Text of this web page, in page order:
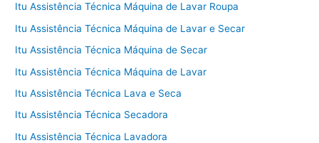
Itu Assistência Técnica Máquina de Lavar Roupa
Itu Assistência Técnica Máquina de Lavar e Secar
Itu Assistência Técnica Máquina de Secar
Itu Assistência Técnica Máquina de Lavar
Itu Assistência Técnica Lava e Seca
Itu Assistência Técnica Secadora
Itu Assistência Técnica Lavadora